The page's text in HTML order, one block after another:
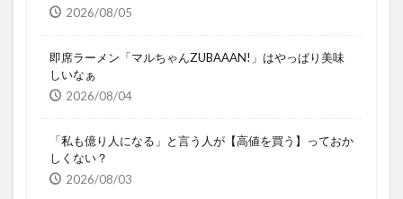
2026/08/05
即席ラーメン「マルちゃんZUBAAAN!」はやっぱり美味
しいなぁ
2026/08/04
「私も億り人になる」と言う人が【高値を買う】っておか
しくない？
2026/08/03